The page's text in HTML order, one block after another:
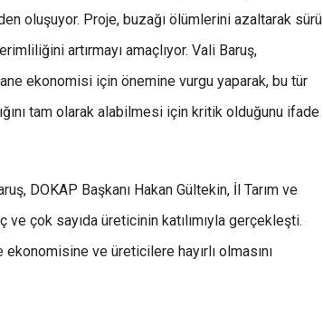
oluşuyor. Proje, buzağı ölümlerini azaltarak sürü
artırmayı amaçlıyor. Vali Baruş,
ekonomisi için önemine vurgu yaparak, bu tür
tam olarak alabilmesi için kritik olduğunu ifade
DOKAP Başkanı Hakan Gültekin, İl Tarım ve
ve çok sayıda üreticinin katılımıyla gerçekleşti.
ve üreticilere hayırlı olmasını